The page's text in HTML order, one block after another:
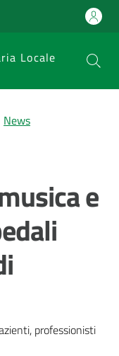
Locale
News
e
professionisti